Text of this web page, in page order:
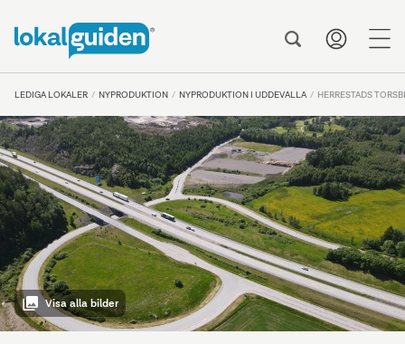
LEDIGA LOKALER NYPRODUKTION NYPRODUKTION I UDDEVALLA HERRESTADS
Visa alla bilder